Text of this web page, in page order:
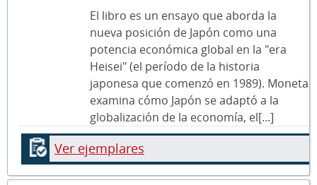
El libro es un ensayo que aborda la
nueva posición de Japón como una
potencia económica global en la "era
Heisei" (el período de la historia
japonesa que comenzó en 1989). Moneta
examina cómo Japón se adaptó a la
globalización de la economía, el[...]
Ver ejemplares